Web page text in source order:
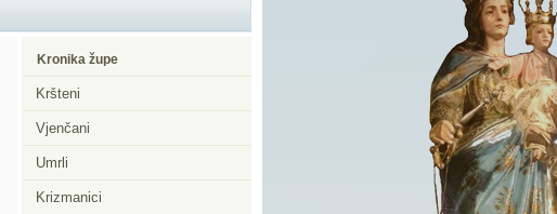
Kronika župe
Kršteni
Vjenčani
Umrli
Krizmanici